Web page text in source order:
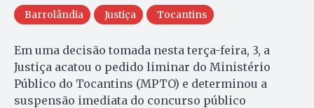
Barrolândia Justiça Tocantins
Em uma decisão tomada nesta terça-feira, 3, a
Justiça acatou o pedido liminar do Ministério
Público do Tocantins (MPTO) e determinou a
suspensão imediata do concurso público